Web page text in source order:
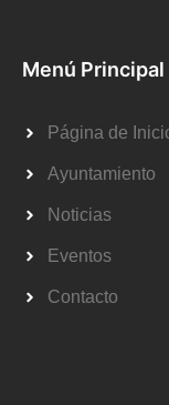
Menú Principal
Página de
Ayuntamiento
Noticias
Eventos
Contacto